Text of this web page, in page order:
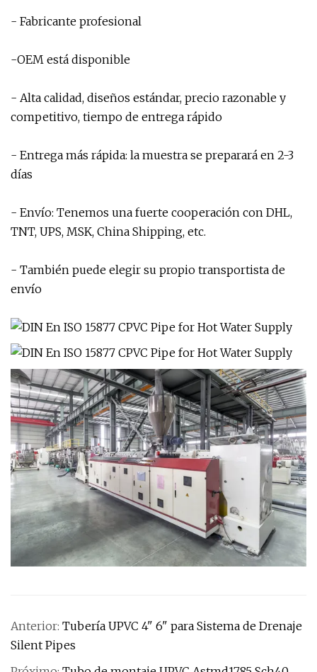
- Fabricante profesional
-OEM está disponible
- Alta calidad, diseños estándar, precio razonable y
competitivo, tiempo de entrega rápido
- Entrega más rápida: la muestra se preparará en 2-3
días
- Envío: Tenemos una fuerte cooperación con DHL,
TNT, UPS, MSK, China Shipping, etc.
- También puede elegir su propio transportista de
envío
Anterior: Tubería UPVC 4" 6" para Sistema de Drenaje
Silent Pipes